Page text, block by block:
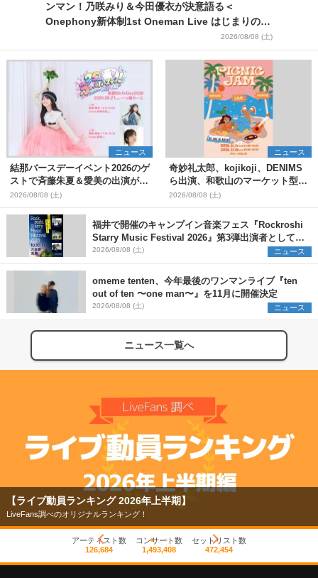
ンマン！乃咲みり＆今田優衣が決意語る＜
Onephony新体制1st Oneman Live はじまりの夏
2026/08/08 (土)
ニュース
結那バースデーイベント2026のゲ
ストで斉藤朱夏＆愛美の出演が決
定
2026/08/08 (土)
ニュース
奇妙礼太郎、kojikoji、DENIMS
ら出演、和歌山のマーケット型野
外イベント『PICNIC JAM
2026』早割チケット発売開始
2026/08/08 (土)
福井で開催のキャンプイン音楽フェス『Rockroshi
Starry Music Festival 2026』第3弾出演者として
SCOOBIE DO、かりゆし58、Reiを発表
2026/08/08 (土) ニュース
omeme tenten、今年最後のワンマンライブ『ten
out of ten 〜one man〜』を11月に開催決定
2026/08/08 (土) ニュース
ニュース一覧へ
【ライブ動員ランキング 2026年上半期】
LiveFans調べのオリジナルランキング！
アーティスト数
126,684
コンサート数
1,493,408
セットリスト数
472,454